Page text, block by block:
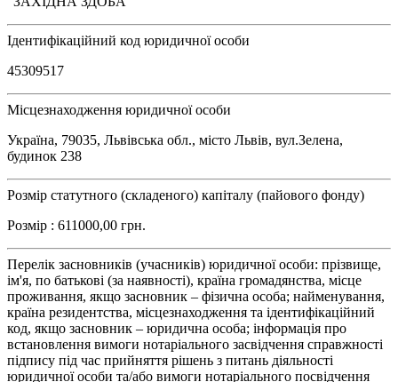
Ідентифікаційний код юридичної особи
45309517
Місцезнаходження юридичної особи
Україна, 79035, Львівська обл., місто Львів, вул.Зелена,
будинок 238
Розмір статутного (складеного) капіталу (пайового фонду)
Розмір : 611000,00 грн.
Перелік засновників (учасників) юридичної особи: прізвище,
ім'я, по батькові (за наявності), країна громадянства, місце
проживання, якщо засновник – фізична особа; найменування,
країна резидентства, місцезнаходження та ідентифікаційний
код, якщо засновник – юридична особа; інформація про
встановлення вимоги нотаріального засвідчення справжності
підпису під час прийняття рішень з питань діяльності
юридичної особи та/або вимоги нотаріального посвідчення